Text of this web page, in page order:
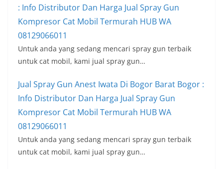
: Info Distributor Dan Harga Jual Spray Gun
Kompresor Cat Mobil Termurah HUB WA
08129066011
Untuk anda yang sedang mencari spray gun terbaik
untuk cat mobil, kami jual spray gun…
Jual Spray Gun Anest Iwata Di Bogor Barat Bogor :
Info Distributor Dan Harga Jual Spray Gun
Kompresor Cat Mobil Termurah HUB WA
08129066011
Untuk anda yang sedang mencari spray gun terbaik
untuk cat mobil, kami jual spray gun…